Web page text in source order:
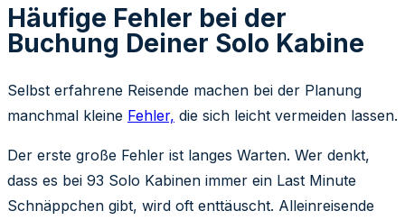
Häufige Fehler bei der
Buchung Deiner Solo Kabine
Selbst erfahrene Reisende machen bei der Planung
manchmal kleine Fehler, die sich leicht vermeiden lassen.
Der erste große Fehler ist langes Warten. Wer denkt,
dass es bei 93 Solo Kabinen immer ein Last Minute
Schnäppchen gibt, wird oft enttäuscht. Alleinreisende